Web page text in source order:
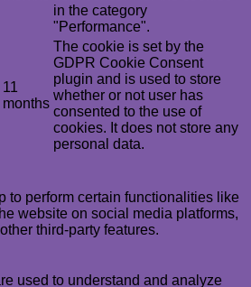
in the category
"Performance".
11
months
The cookie is set by the
GDPR Cookie Consent
plugin and is used to store
whether or not user has
consented to the use of
cookies. It does not store any
personal data.
to perform certain functionalities like
website on social media platforms,
third-party features.
used to understand and analyze